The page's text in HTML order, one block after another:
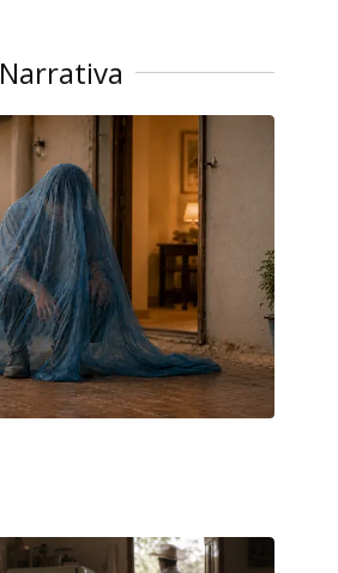
Narrativa